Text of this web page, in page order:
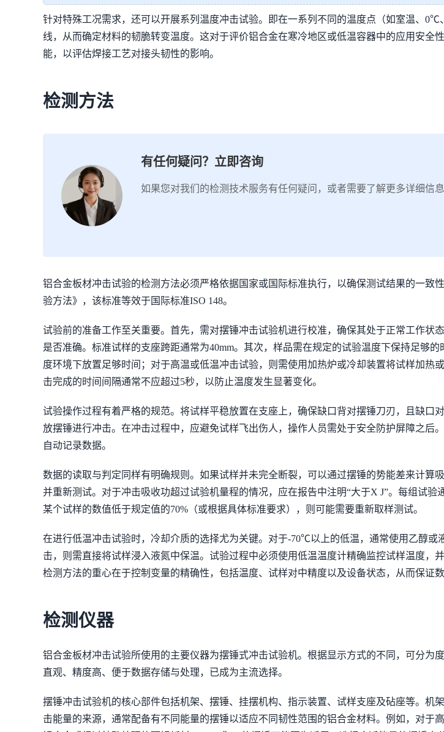
针对特殊工况需求，还可以开展系列温度冲击试验。即在一系列不同的温度点（如室温、
线，从而确定材料的韧脆转变温度。这对于评价铝合金在寒冷地区或低温容器中的应用安
能，以评估焊接工艺对接头韧性的影响。
检测方法
有任何疑问？立即咨询
如果您对我们的检测技术服务有任何疑问，或者需要了解更多详细信
铝合金板材冲击试验的检测方法必须严格依据国家或国际标准执行，以确保测试结果的一致
验方法》，该标准等效于国际标准ISO 148。
试验前的准备工作至关重要。首先，需对摆锤冲击试验机进行校准，确保其处于正常工作
是否准确。标准试样的支座跨距通常为40mm。其次，样品需在规定的试验温度下保持足
度环境下放置足够时间；对于高温或低温冲击试验，则需使用加热炉或冷却装置将试样加
击完成的时间间隔通常不应超过5秒，以防止温度发生显著变化。
试验操作过程有着严格的规范。将试样平稳放置在支座上，确保缺口背对摆锤刀刃，且缺口
放摆锤进行冲击。在冲击过程中，应避免试样飞出伤人，操作人员需处于安全防护屏障之
自动记录数据。
数据的读取与判定同样有明确规则。如果试样并未完全断裂，可以通过摆锤的势能差来计算
并重新测试。对于冲击吸收功超过试验机量程的情况，应在报告中注明“大于X J”。每组试
某个试样的数值低于规定值的70%（或根据具体标准要求），则可能需要重新取样测试。
在进行低温冲击试验时，冷却介质的选择尤为关键。对于-70℃以上的低温，通常使用乙醇
击，则需直接将试样浸入液氮中保温。试验过程中必须使用低温温度计精确监控试样温度
检测方法的重心在于控制变量的精确性，包括温度、试样对中精度以及设备状态，从而保证数
检测仪器
铝合金板材冲击试验所使用的主要仪器为摆锤式冲击试验机。根据显示方式的不同，可分
直观、精度高、便于数据存储与处理，已成为主流选择。
摆锤冲击试验机的核心部件包括机架、摆锤、挂摆机构、指示装置、试样支座及砧座等。
击能量的来源，通常配备有不同能量的摆锤以适应不同韧性范围的铝合金材料。例如，对于